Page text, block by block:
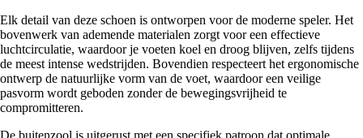
Elk detail van deze schoen is ontworpen voor de moderne speler. Het
bovenwerk van ademende materialen zorgt voor een effectieve
luchtcirculatie, waardoor je voeten koel en droog blijven, zelfs tijdens
de meest intense wedstrijden. Bovendien respecteert het ergonomische
ontwerp de natuurlijke vorm van de voet, waardoor een veilige
pasvorm wordt geboden zonder de bewegingsvrijheid te
compromitteren.
De buitenzool is uitgerust met een specifiek patroon dat optimale